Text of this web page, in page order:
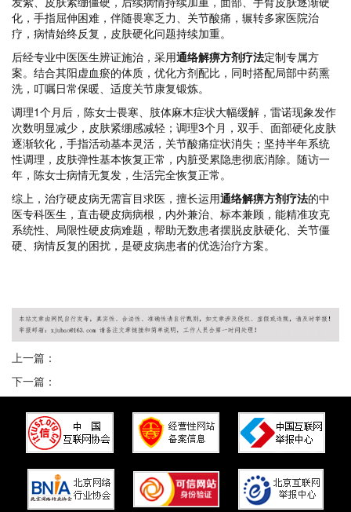
化，手指屈伸困难，伴随畏寒乏力、关节酸痛，辗转多家医院治
疗，病情始终反复，皮肤硬化问题持续加重。
后经专业中医医生辨证施治，采用通络解痹方剂疗法定制专属方
案。结合其阳虚血瘀的体质，优化方剂配比，同时搭配局部中药熏
洗，叮嘱日常保暖、适度关节康复锻炼。
调理1个月后，陈女士畏寒、肢体麻木症状大幅缓解，雷诺现象发作
次数明显减少，皮肤紧绷感减轻；调理3个月，双手、面部硬化皮肤
逐渐软化，手指活动基本灵活，关节酸痛症状消失；坚持半年系统
性调理，皮肤弹性基本恢复正常，内脏受累隐患彻底消除。随访一
年，陈女士病情无复发，生活完全恢复正常。
综上，治疗硬皮病无需盲目求医，擅长运用通络解痹方剂疗法的中
医专科医生，直击硬皮病病根，内外兼治、标本兼顾，能精准攻克
系统性、局限性硬皮病难题，帮助无数患者摆脱皮肤硬化、关节僵
硬、病情反复的困扰，是硬皮病患者的优选治疗方案。
上一篇：
下一篇：